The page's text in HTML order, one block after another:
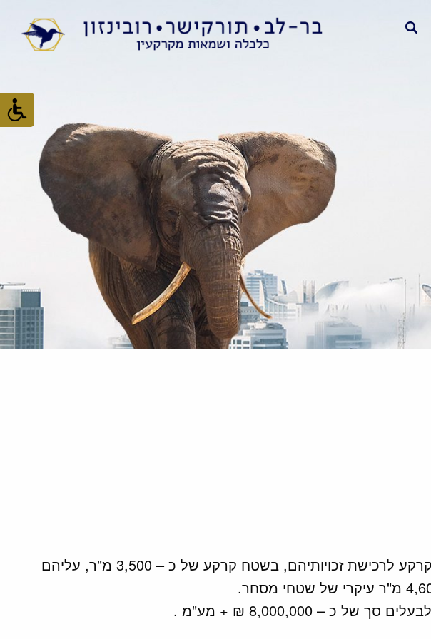
ממכר – במסגרת עסקת קומבינציה, התקשרה החברה עם כ – 70% מבעלי הזכויות בקרקע לרכישת זכויותיהם, בשטח קרקע של כ – 3,500 מ"ר, עליהם